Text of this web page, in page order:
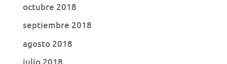
octubre 2018
septiembre 2018
agosto 2018